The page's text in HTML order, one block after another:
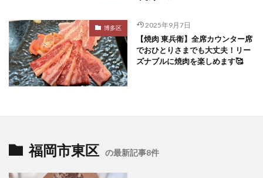
博多区 2025年9月7日
【焼肉 東兵衛】全席カウンター席
でおひとりさまでも大丈夫！リー
ズナブルに焼肉を楽しめます🥰
福岡市東区 の最新記事8件